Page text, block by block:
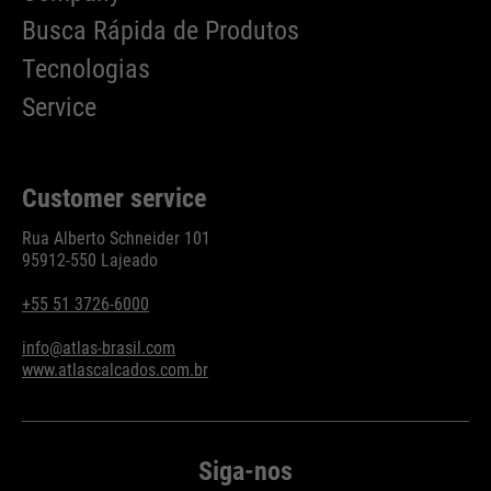
Purpose Used to limit the request rate.
Busca Rápida de Produtos
Tecnologias
Service
Customer service
Rua Alberto Schneider 101
95912-550 Lajeado
+55 51 3726-6000
info@atlas-brasil.com
www.atlascalcados.com.br
Siga-nos